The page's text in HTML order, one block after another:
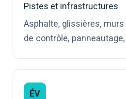
Pistes et infrastructures
Asphalte, glissières,
de contrôle,
ÉV